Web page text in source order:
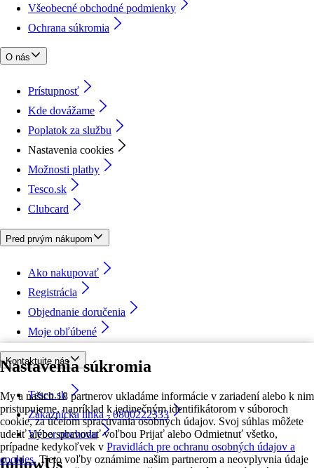
Nastavenia súkromia
My a našich 18 partnerov ukladáme informácie v zariadení alebo k nim
pristupujeme, napríklad k jedinečným identifikátorom v súboroch
cookie, za účelom spracúvania osobných údajov. Svoj súhlas môžete
udeliť alebo spravovať voľbou Prijať alebo Odmietnuť všetko,
prípadne kedykoľvek v Pravidlách pre ochranu osobných údajov a
cookies. Tieto voľby oznámime našim partnerom a neovplyvnia údaje
Všeobecné obchodné podmienky
Ochrana súkromia
O nás
Prístupnosť
Kde dovážame
Poplatok za službu
Nastavenia cookies
Možnosti platby
Tesco.sk
Clubcard
Pred prvým nákupom
Ako nakupovať
Registrácia
Objednanie doručenia
Moje obľúbené
Kontaktujte nás
Tesco.sk
Zákaznícka linka - 0800222333
Výber obchodu
followUs